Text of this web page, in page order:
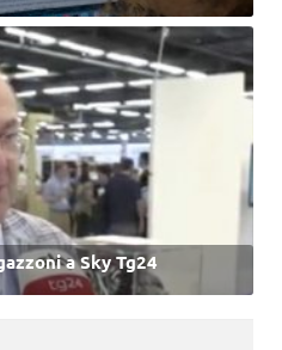
a Sky Tg24